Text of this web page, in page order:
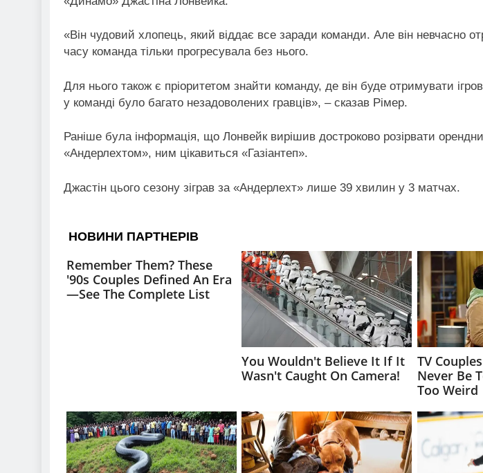
«Він чудовий хлопець, який віддає все заради команди. Але він невчасно
часу команда тільки прогресувала без нього.
Для нього також є пріоритетом знайти команду, де він буде отримувати
у команді було багато незадоволених гравців», – сказав Рімер.
Раніше була інформація, що Лонвейк вирішив достроково розірвати
«Андерлехтом», ним цікавиться «Газіантеп».
Джастін цього сезону зіграв за «Андерлехт» лише 39 хвилин у 3 матчах.